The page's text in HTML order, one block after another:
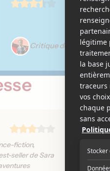
Critique de Élizabeth
fiction,
seller de Sara
La